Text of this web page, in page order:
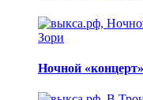
Ночной